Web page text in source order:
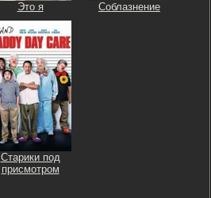
Это я Соблазнение
Старики под
присмотром